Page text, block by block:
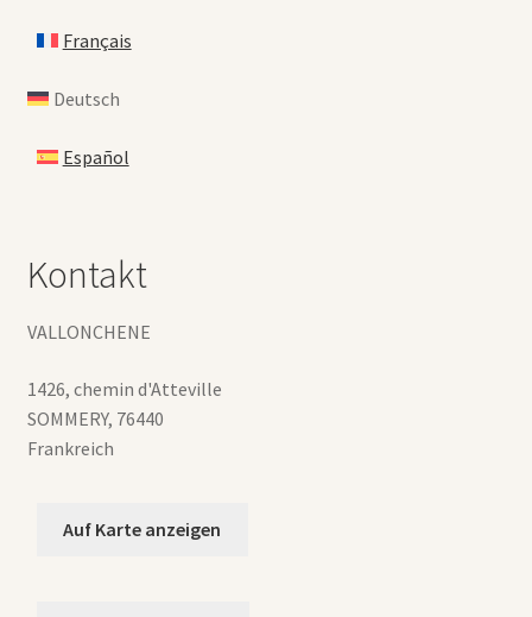
Français
Deutsch
Español
Kontakt
VALLONCHENE
1426, chemin d'Atteville
SOMMERY, 76440
Frankreich
Auf Karte anzeigen